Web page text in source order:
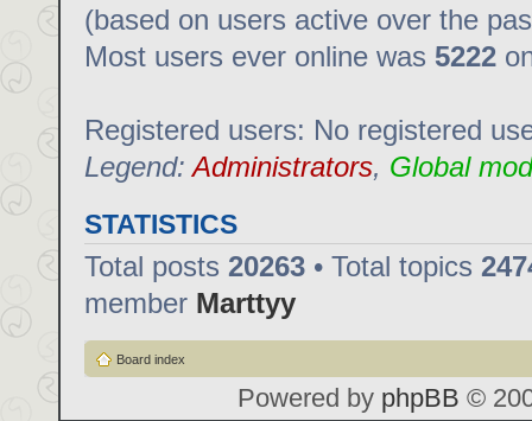
(based on users active over the
Most users ever online was 5222
Registered users: No registered
Legend:Administrators, Global
STATISTICS
Total posts 20263 • Total topics
member Marttyy
Board index
Powered by phpBB ©